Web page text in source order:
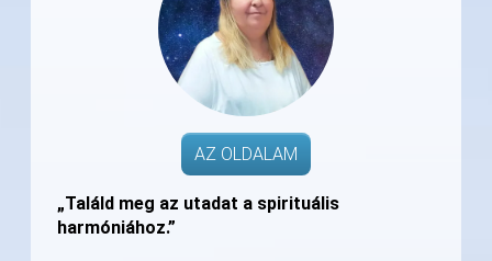
AZ OLDALAM
„Találd meg az utadat a spirituális
harmóniához.”